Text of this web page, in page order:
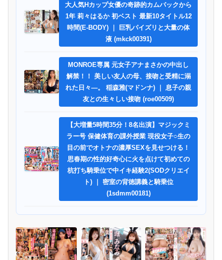
大人気Hカップ女優の奇跡的カムバックから
1年 莉々はるか 初ベスト 最新10タイトル12
時間(E-BODY) ｜ 巨乳パイズリと大量の体
液 (mkck00391)
MONROE専属 元女子アナまさかの中出し
解禁！！ 美しい友人の母、接吻と受精に溺
れた日々―。 稲森雅(マドンナ) ｜ 息子の親
友との生々しい接吻 (roe00509)
【大増量5時間35分！8名出演】マジックミ
ラー号 保健体育の課外授業 現役女子○生の
目の前でオトナの濃厚SEXを見せつける！
思春期の性的好奇心に火を点けて初めての
杭打ち騎乗位で中イキ経験2(SODクリエイ
ト) ｜ 密室の背徳講義と騎乗位
(1sdmm00181)